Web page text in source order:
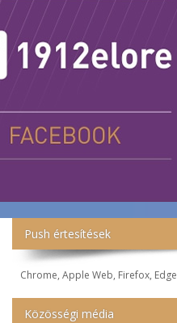
Push értesítések
Chrome, Apple Web, Firefox, Edge
Közösségi média